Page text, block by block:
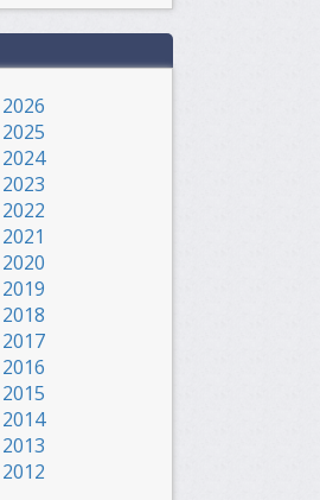
2026
2025
2024
2023
2022
2021
2020
2019
2018
2017
2016
2015
2014
2013
2012